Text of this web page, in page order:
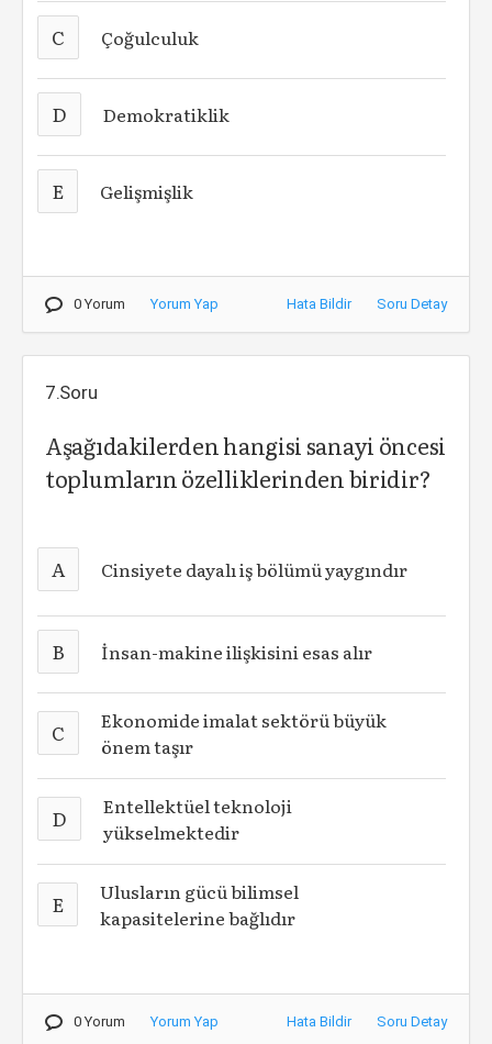
C Çoğulculuk
D Demokratiklik
E Gelişmişlik
0 Yorum Yorum Yap Hata Bildir Soru Detay
7.Soru
Aşağıdakilerden hangisi sanayi öncesi
toplumların özelliklerinden biridir?
A Cinsiyete dayalı iş bölümü yaygındır
B İnsan-makine ilişkisini esas alır
C
Ekonomide imalat sektörü büyük
önem taşır
D
Entellektüel teknoloji
yükselmektedir
E
Ulusların gücü bilimsel
kapasitelerine bağlıdır
0 Yorum Yorum Yap Hata Bildir Soru Detay